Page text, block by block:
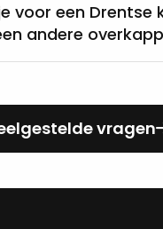
voor een Drentse
andere
vragen